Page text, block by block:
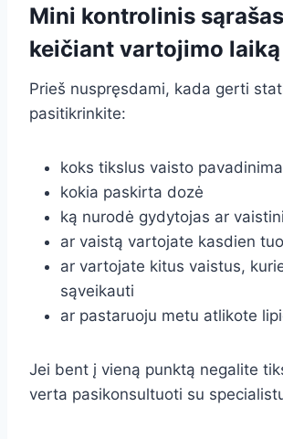
Mini kontrolinis
keičiant vartojimo laiką
Prieš nuspręsdami, kada gerti
pasitikrinkite:
koks tikslus vaisto
kokia paskirta dozė
ką nurodė gydytojas ar
ar vaistą vartojate kasdien
ar vartojate kitus vaistus,
sąveikauti
ar pastaruoju metu atlikote
Jei bent į vieną punktą negalite
verta pasikonsultuoti su